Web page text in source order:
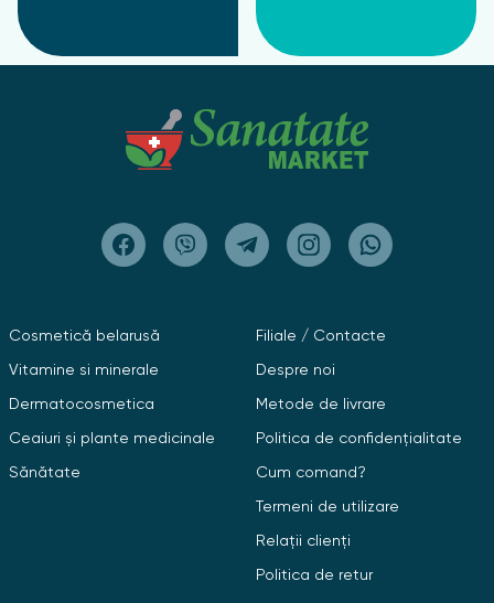
Cosmetică belarusă
Vitamine si minerale
Dermatocosmetica
Ceaiuri și plante medicinale
Sănătate
Filiale / Contacte
Despre noi
Metode de livrare
Politica de confidențialitate
Cum comand?
Termeni de utilizare
Relații clienți
Politica de retur